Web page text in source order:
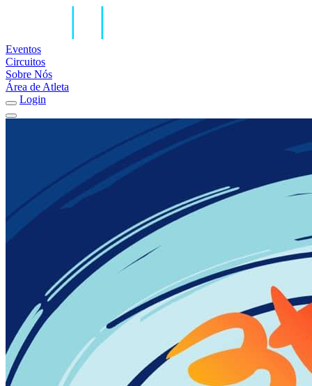
Eventos
Circuitos
Sobre Nós
Área de Atleta
Login